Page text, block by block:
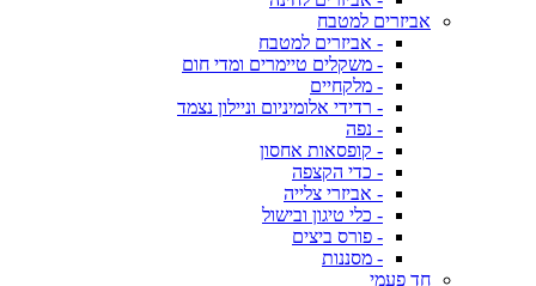
אביזרים למטבח
- אביזרים למטבח
- משקלים טיימרים ומדי חום
- מלקחיים
- רדידי אלומיניום וניילון נצמד
- נפה
- קופסאות אחסון
- כדי הקצפה
- אביזרי צלייה
- כלי טיגון ובישול
- פורס ביצים
- מסננות
חד פעמי